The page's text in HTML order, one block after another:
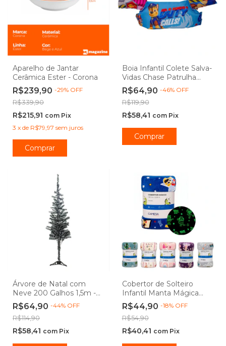
Aparelho de Jantar
Cerâmica Ester - Corona
R$239,90 -29% OFF
R$339,90
R$215,91 com Pix
3 x de R$79,97 sem juros
Comprar
Boia Infantil Colete Salva-
Vidas Chase Patrulha
Canina 25kg para Piscina -
Etitoys
R$64,90 -46% OFF
R$119,90
R$58,41 com Pix
Árvore de Natal com
Neve 200 Galhos 1,5m -
Casambiente
R$64,90 -44% OFF
R$114,90
R$58,41 com Pix
Cobertor de Solteiro
Infantil Manta Mágica
Brilha no Escuro
Microfibra Antialérgico
1,5x2,2m - Camesa
R$44,90 -18% OFF
R$54,90
R$40,41 com Pix